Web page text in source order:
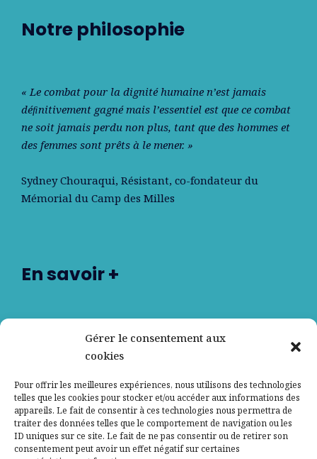
Gérer le consentement aux
cookies
Pour offrir les meilleures expériences, nous utilisons des technologies
telles que les cookies pour stocker et/ou accéder aux informations des
appareils. Le fait de consentir à ces technologies nous permettra de
traiter des données telles que le comportement de navigation ou les
ID uniques sur ce site. Le fait de ne pas consentir ou de retirer son
consentement peut avoir un effet négatif sur certaines
Notre philosophie
« Le combat pour la dignité humaine n’est jamais
déﬁnitivement gagné mais l’essentiel est que ce combat
ne soit jamais perdu non plus, tant que des hommes et
des femmes sont prêts à le mener. »
Sydney Chouraqui, Résistant, co-fondateur du
Mémorial du Camp des Milles
En savoir +
Nos partenaires
Contactez-nous
Mentions légales